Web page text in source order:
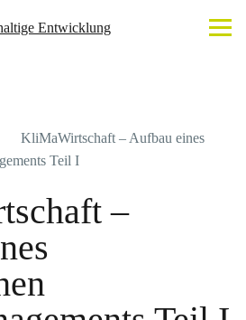
KliMaWirtschaft – Aufbau eines
Teil I
–